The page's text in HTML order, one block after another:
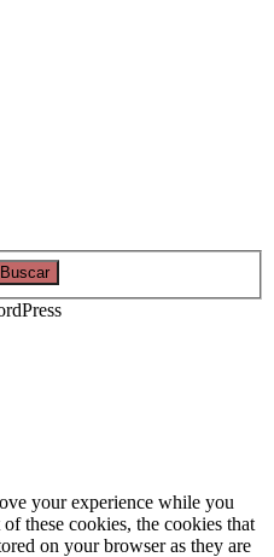
your experience while you
these cookies, the cookies that
on your browser as they are